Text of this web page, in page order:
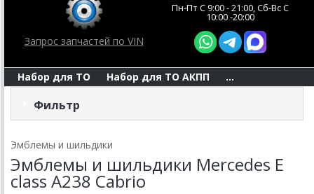
Запрос запчастей по VIN
Пн-Пт C 9:00 - 21:00, Сб-Вс С
10:00 -20:00
Набор для ТО Набор для ТО АКПП ...
Фильтр
Эмблемы и шильдики
Эмблемы и шильдики Mercedes E
class A238 Cabrio